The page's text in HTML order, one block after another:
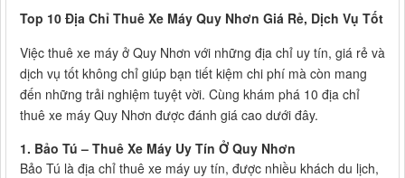
Top 10 Địa Chỉ Thuê Xe Máy Quy Nhơn Giá Rẻ, Dịch Vụ Tốt
Việc thuê xe máy ở Quy Nhơn với những địa chỉ uy tín, giá rẻ và
dịch vụ tốt không chỉ giúp bạn tiết kiệm chi phí mà còn mang
đến những trải nghiệm tuyệt vời. Cùng khám phá 10 địa chỉ
thuê xe máy Quy Nhơn được đánh giá cao dưới đây.
1. Bảo Tú – Thuê Xe Máy Uy Tín Ở Quy Nhơn
Bảo Tú là địa chỉ thuê xe máy uy tín, được nhiều khách du lịch,